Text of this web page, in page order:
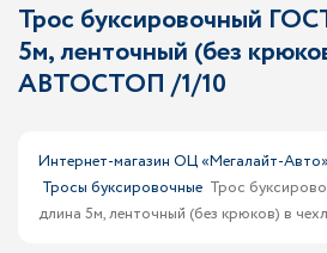
Трос буксировочный
5м, ленточный (без
АВТОСТОП /1/10
Интернет-магазин ОЦ «Мегалайт-
Тросы буксировочные Трос
длина 5м, ленточный (без крюков) в